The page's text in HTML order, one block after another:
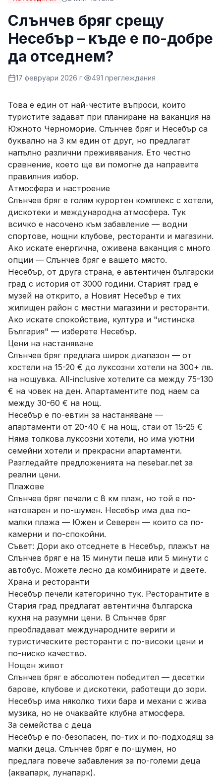
Слънчев бряг срещу
Несебър – къде е по-добре
да отседнем?
17 февруари 2026 г. 491 преглеждания
Това е един от най-честите въпроси, които
туристите задават при планиране на ваканция на
Южното Черноморие. Слънчев бряг и Несебър са
буквално на 3 км един от друг, но предлагат
напълно различни преживявания. Ето честно
сравнение, което ще ви помогне да направите
правилния избор.
Атмосфера и настроение
Слънчев бряг е голям курортен комплекс с хотели,
дискотеки и международна атмосфера. Тук
всичко е насочено към забавление — водни
спортове, нощни клубове, ресторанти и магазини.
Ако искате енергична, оживена ваканция с много
опции — Слънчев бряг е вашето място.
Несебър, от друга страна, е автентичен български
град с история от 3000 години. Старият град е
музей на открито, а Новият Несебър е тих
жилищен район с местни магазини и ресторанти.
Ако искате спокойствие, култура и "истинска
България" — изберете Несебър.
Цени на настаняване
Слънчев бряг предлага широк диапазон — от
хостели на 15-20 € до луксозни хотели на 300+ лв.
на нощувка. All-inclusive хотелите са между 75-130
€ на човек на ден. Апартаментите под наем са
между 30-60 € на нощ.
Несебър е по-евтин за настаняване —
апартаменти от 20-40 € на нощ, стаи от 15-25 €
Няма толкова луксозни хотели, но има уютни
семейни хотели и прекрасни апартаменти.
Разгледайте предложенията на nesebar.net за
реални цени.
Плажове
Слънчев бряг печели с 8 км плаж, но той е по-
натоварен и по-шумен. Несебър има два по-
малки плажа — Южен и Северен — които са по-
камерни и по-спокойни.
Съвет: Дори ако отседнете в Несебър, плажът на
Слънчев бряг е на 15 минути пеша или 5 минути с
автобус. Можете лесно да комбинирате и двете.
Храна и ресторанти
Несебър печели категорично тук. Ресторантите в
Стария град предлагат автентична българска
кухня на разумни цени. В Слънчев бряг
преобладават международните вериги и
туристическите ресторанти с по-високи цени и
по-ниско качество.
Нощен живот
Слънчев бряг е абсолютен победител — десетки
барове, клубове и дискотеки, работещи до зори.
Несебър има няколко тихи бара и механи с жива
музика, но не очаквайте клубна атмосфера.
За семейства с деца
Несебър е по-безопасен, по-тих и по-подходящ за
малки деца. Слънчев бряг е по-шумен, но
предлага повече забавления за по-големи деца
(аквапарк, лунапарк).